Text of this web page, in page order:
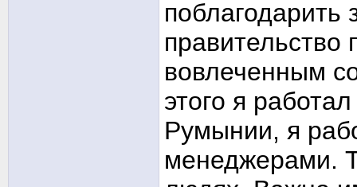
поблагодарить
правительство
вовлеченным
этого я
Румынии, я
менеджерами.